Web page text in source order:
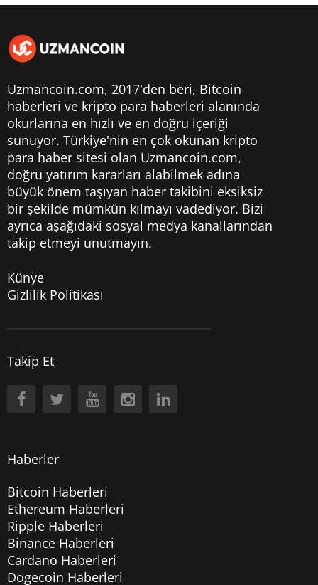
Uzmancoin.com, 2017'den beri, Bitcoin
haberleri ve kripto para haberleri alanında
okurlarına en hızlı ve en doğru içeriği
sunuyor. Türkiye'nin en çok okunan kripto
para haber sitesi olan Uzmancoin.com,
doğru yatırım kararları alabilmek adına
büyük önem taşıyan haber takibini eksiksiz
bir şekilde mümkün kılmayı vadediyor. Bizi
ayrıca aşağıdaki sosyal medya kanallarından
takip etmeyi unutmayın.
Künye
Gizlilik Politikası
Takip Et
Haberler
Bitcoin Haberleri
Ethereum Haberleri
Ripple Haberleri
Binance Haberleri
Cardano Haberleri
Dogecoin Haberleri